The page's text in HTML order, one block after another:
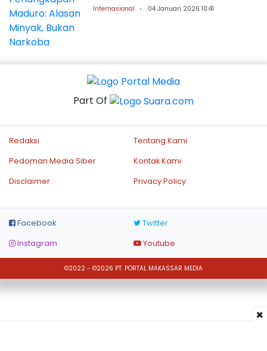
Internasional 04 Januari 2026 10:41
Part Of
Redaksi
Tentang Kami
Pedoman Media Siber
Kontak Kami
Disclaimer
Privacy Policy
Facebook
Twitter
Instagram
Youtube
©2022 - ©2026 PT. PORTAL MAKASSAR MEDIA
×